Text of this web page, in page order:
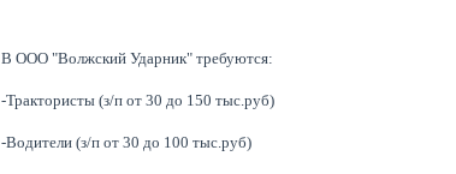
В ООО "Волжский Ударник" требуются:
-Трактористы (з/п от 30 до 150 тыс.руб)
-Водители (з/п от 30 до 100 тыс.руб)